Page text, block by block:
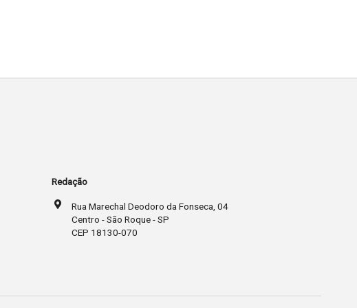
Redação
Rua Marechal Deodoro da Fonseca, 04
Centro - São Roque - SP
CEP 18130-070